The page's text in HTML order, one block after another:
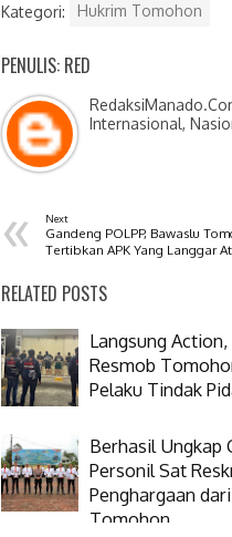
Kategori: Hukrim Tomohon
PENULIS: RED
Internasional,
« Next
Gandeng POLPP, Bawaslu
Tertibkan APK Yang Langgar
RELATED POSTS
Langsung Action,
Resmob
Pelaku Tindak
Berhasil Ungkap
Personil Sat
Penghargaan
Tomohon